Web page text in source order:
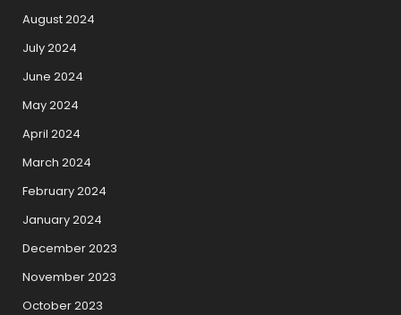
August 2024
July 2024
June 2024
May 2024
April 2024
March 2024
February 2024
January 2024
December 2023
November 2023
October 2023